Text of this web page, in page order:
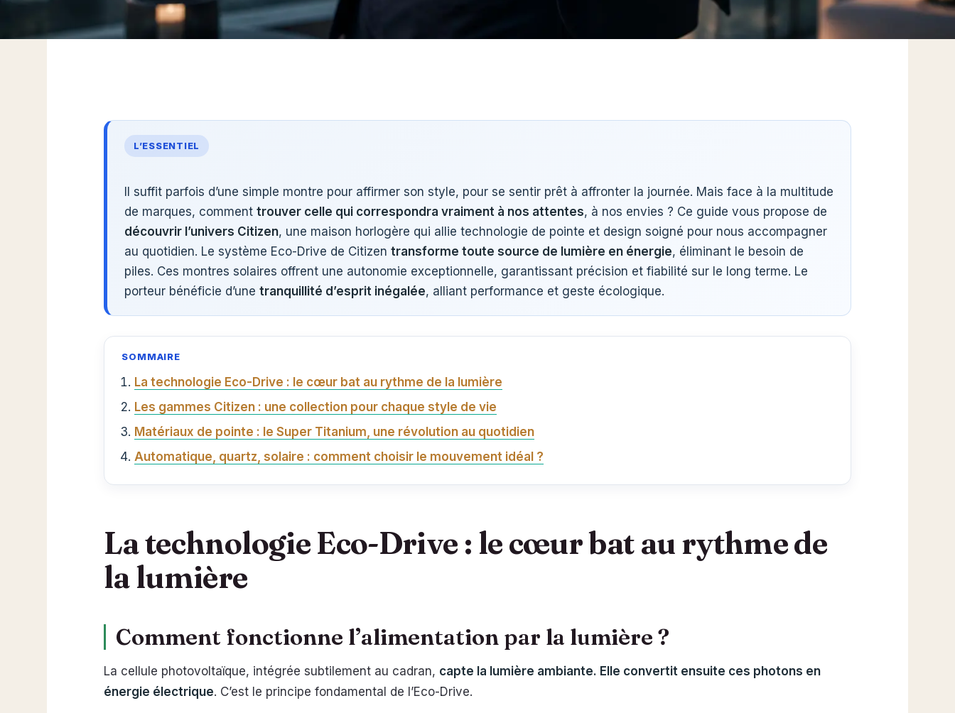
L’ESSENTIEL
Il suffit parfois d’une simple montre pour affirmer son style, pour se sentir prêt à affronter la journée. Mais face à la multitude
de marques, comment trouver celle qui correspondra vraiment à nos attentes, à nos envies ? Ce guide vous propose de
découvrir l’univers Citizen, une maison horlogère qui allie technologie de pointe et design soigné pour nous accompagner
au quotidien. Le système Eco-Drive de Citizen transforme toute source de lumière en énergie, éliminant le besoin de
piles. Ces montres solaires offrent une autonomie exceptionnelle, garantissant précision et fiabilité sur le long terme. Le
porteur bénéficie d’une tranquillité d’esprit inégalée, alliant performance et geste écologique.
SOMMAIRE
La technologie Eco-Drive : le cœur bat au rythme de la lumière
Les gammes Citizen : une collection pour chaque style de vie
Matériaux de pointe : le Super Titanium, une révolution au quotidien
Automatique, quartz, solaire : comment choisir le mouvement idéal ?
La technologie Eco-Drive : le cœur bat au rythme de
la lumière
Comment fonctionne l’alimentation par la lumière ?
La cellule photovoltaïque, intégrée subtilement au cadran, capte la lumière ambiante. Elle convertit ensuite ces photons en
énergie électrique. C’est le principe fondamental de l’Eco-Drive.